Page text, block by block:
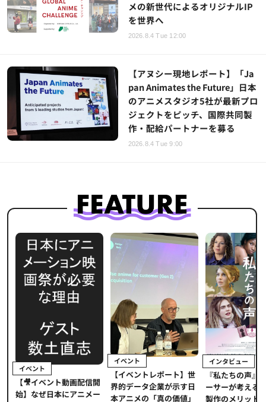
メの新世代によるオリジナルIP
を世界へ
2026.8.4 Tue 12:00
【アヌシー現地レポート】「Ja
pan Animates the Future」日本
のアニメスタジオ5社が最新プロ
ジェクトをピッチ、国際共同製
作・配給パートナーを募る
2026.8.4 Tue 9:00
メー
イベント
【イベントレポート】世
界的データ企業が示す日
本アニメの「真の価値」
インタビュー
『私たちの声』プロデュ
ーサーが考える国際共同
製作のメリットとは？
Sponsored
日立システム
公​​取委の調
業界に問わ
正化」。意